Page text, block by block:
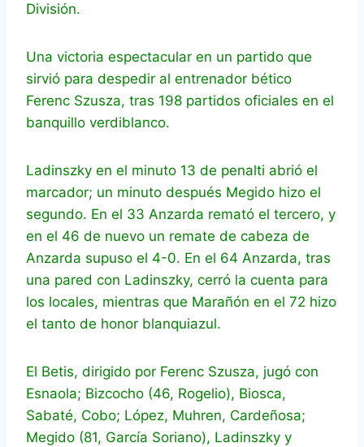
División.
Una victoria espectacular en un partido que
sirvió para despedir al entrenador bético
Ferenc Szusza, tras 198 partidos oficiales en el
banquillo verdiblanco.
Ladinszky en el minuto 13 de penalti abrió el
marcador; un minuto después Megido hizo el
segundo. En el 33 Anzarda remató el tercero, y
en el 46 de nuevo un remate de cabeza de
Anzarda supuso el 4-0. En el 64 Anzarda, tras
una pared con Ladinszky, cerró la cuenta para
los locales, mientras que Marañón en el 72 hizo
el tanto de honor blanquiazul.
El Betis, dirigido por Ferenc Szusza, jugó con
Esnaola; Bizcocho (46, Rogelio), Biosca,
Sabaté, Cobo; López, Muhren, Cardeñosa;
Megido (81, García Soriano), Ladinszky y